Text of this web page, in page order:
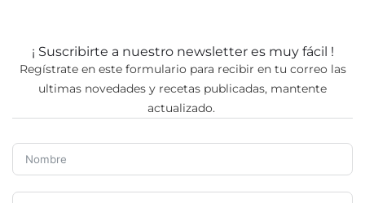
¡ Suscribirte a nuestro newsletter es muy fácil !
Regístrate en este formulario para recibir en tu correo las
ultimas novedades y recetas publicadas, mantente
actualizado.